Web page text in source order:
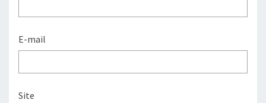
E-mail
Site